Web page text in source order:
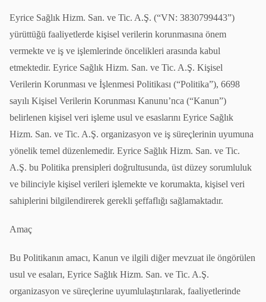
Eyrice Sağlık Hizm. San. ve Tic. A.Ş. (“VN: 3830799443”)
yürüttüğü faaliyetlerde kişisel verilerin korunmasına önem
vermekte ve iş ve işlemlerinde öncelikleri arasında kabul
etmektedir. Eyrice Sağlık Hizm. San. ve Tic. A.Ş. Kişisel
Verilerin Korunması ve İşlenmesi Politikası (“Politika”), 6698
sayılı Kişisel Verilerin Korunması Kanunu’nca (“Kanun”)
belirlenen kişisel veri işleme usul ve esaslarını Eyrice Sağlık
Hizm. San. ve Tic. A.Ş. organizasyon ve iş süreçlerinin uyumuna
yönelik temel düzenlemedir. Eyrice Sağlık Hizm. San. ve Tic.
A.Ş. bu Politika prensipleri doğrultusunda, üst düzey sorumluluk
ve bilinciyle kişisel verileri işlemekte ve korumakta, kişisel veri
sahiplerini bilgilendirerek gerekli şeffaflığı sağlamaktadır.
Amaç
Bu Politikanın amacı, Kanun ve ilgili diğer mevzuat ile öngörülen
usul ve esaları, Eyrice Sağlık Hizm. San. ve Tic. A.Ş.
organizasyon ve süreçlerine uyumlulaştırılarak, faaliyetlerinde